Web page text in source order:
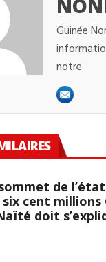
Guinée
notre
de
cent millions
doit